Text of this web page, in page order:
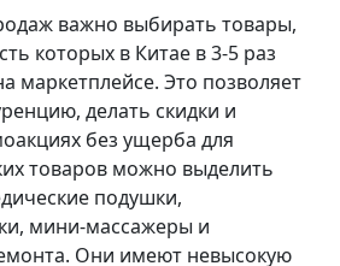
важно выбирать товары,
которых в Китае в 3-5 раз
маркетплейсе. Это позволяет
делать скидки и
без ущерба для
товаров можно выделить
подушки,
мини-массажеры и
Они имеют невысокую